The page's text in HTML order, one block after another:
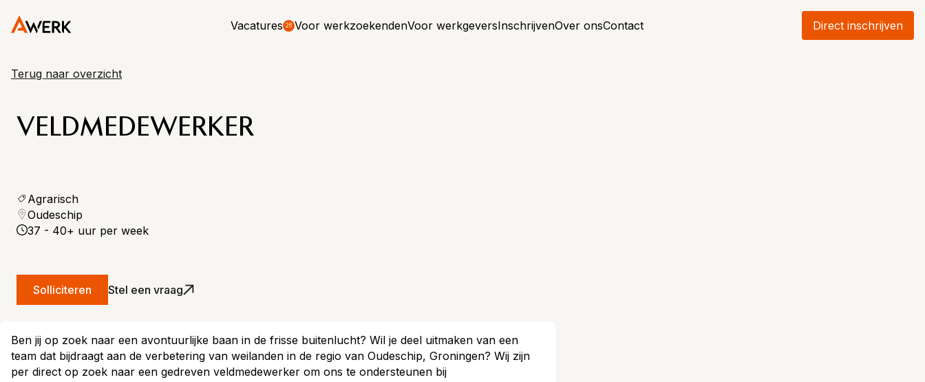
Vacatures 26 Voor werkzoekendenVoor werkgeversInschrijvenOver onsContact Direct inschrijven
Terug naar overzicht
VELDMEDEWERKER
Agrarisch
Oudeschip
37 - 40+ uur per week
Solliciteren Stel een vraag
Ben jij op zoek naar een avontuurlijke baan in de frisse buitenlucht? Wil je deel uitmaken van een
team dat bijdraagt aan de verbetering van weilanden in de regio van Oudeschip, Groningen? Wij zijn
per direct op zoek naar een gedreven veldmedewerker om ons te ondersteunen bij